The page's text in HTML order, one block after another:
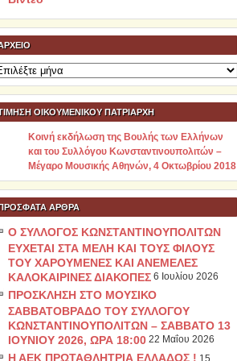
ΟΙΚΟΥΜΕΝΙΚΟΥ ΠΑΤΡΙΑΡΧΗ
Κοινή εκδήλωση της Βουλής των Ελλήνων
και του Συλλόγου Κωνσταντινουπολιτών –
Μέγαρο Μουσικής Αθηνών, 4 Οκτωβρίου 2018
ΆΡΘΡΑ
Ο ΣΥΛΛΟΓΟΣ ΚΩΝΣΤΑΝΤΙΝΟΥΠΟΛΙΤΩΝ
ΕΥΧΕΤΑΙ ΣΤΑ ΜΕΛΗ ΚΑΙ ΤΟΥΣ ΦΙΛΟΥΣ
ΤΟΥ ΧΑΡΟΥΜΕΝΕΣ ΚΑΙ ΑΝΕΜΕΛΕΣ
ΚΑΛΟΚΑΙΡΙΝΕΣ ΔΙΑΚΟΠΕΣ 6 Ιουλίου 2026
ΠΡΟΣΚΛΗΣΗ ΣΤΟ ΜΟΥΣΙΚΟ
ΣΑΒΒΑΤΟΒΡΑΔΟ ΤΟΥ ΣΥΛΛΟΓΟΥ
ΚΩΝΣΤΑΝΤΙΝΟΥΠΟΛΙΤΩΝ – ΣΑΒΒΑΤΟ 13
ΙΟΥΝΙΟΥ 2026, ΩΡΑ 18:00 22 Μαΐου 2026
Η ΑΕΚ ΠΡΩΤΑΘΛΗΤΡΙΑ ΕΛΛΑΔΟΣ !